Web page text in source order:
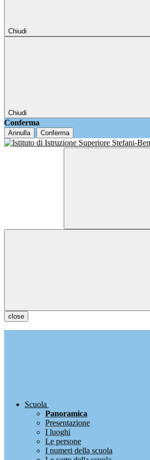
Chiudi
Chiudi
Conferma
Annulla Conferma
close
Scuola
Panoramica
Presentazione
I luoghi
Le persone
I numeri della scuola